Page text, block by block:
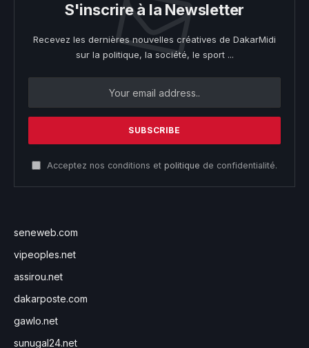
S'inscrire à la Newsletter
Recevez les dernières nouvelles créatives de DakarMidi
sur la politique, la société, le sport ...
Acceptez nos conditions et politique de confidentialité.
seneweb.com
vipeoples.net
assirou.net
dakarposte.com
gawlo.net
sunugal24.net